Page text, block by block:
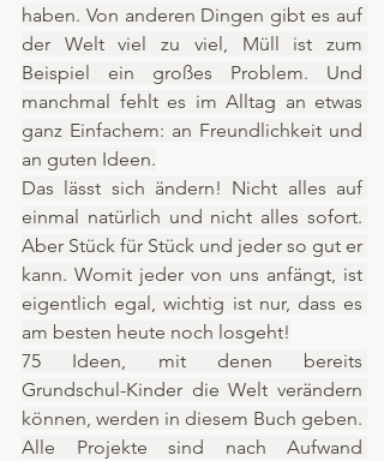
haben. Von anderen Dingen gibt es auf
der Welt viel zu viel, Müll ist zum
Beispiel ein großes Problem. Und
manchmal fehlt es im Alltag an etwas
ganz Einfachem: an Freundlichkeit und
an guten Ideen.
Das lässt sich ändern! Nicht alles auf
einmal natürlich und nicht alles sofort.
Aber Stück für Stück und jeder so gut er
kann. Womit jeder von uns anfängt, ist
eigentlich egal, wichtig ist nur, dass es
am besten heute noch losgeht!
75 Ideen, mit denen bereits
Grundschul-Kinder die Welt verändern
können, werden in diesem Buch geben.
Alle Projekte sind nach Aufwand